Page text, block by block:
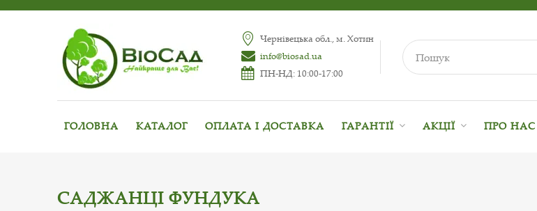
Чернівецька обл., м. Хотин
info@biosad.ua
ПН-НД: 10:00-17:00
ГОЛОВНА КАТАЛОГ ОПЛАТА І ДОСТАВКА ГАРАНТІЇ АКЦІЇ ПРО НАС
САДЖАНЦІ ФУНДУКА